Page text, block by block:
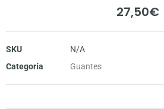
27,50€
SKU
N/A
Categoría
Guantes